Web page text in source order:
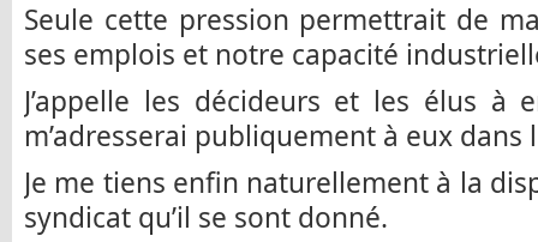
Seule cette pression permettrait de
ses emplois et notre capacité
J’appelle les décideurs et les élus
m’adresserai publiquement à eux
Je me tiens enfin naturellement à la
syndicat qu’il se sont donné.